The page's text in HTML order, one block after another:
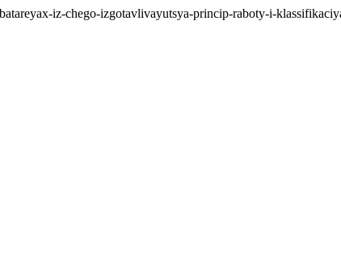
iz-chego-izgotavlivayutsya-princip-raboty-i-